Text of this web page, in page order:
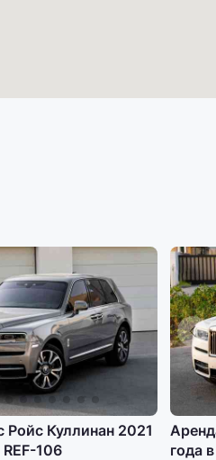
Ройс Куллинан 2021
106
года